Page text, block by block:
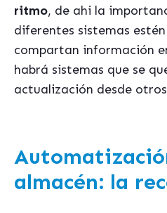
ritmo, de ahi la
diferentes sistemas
compartan información
habrá sistemas que se
actualización desde
almacén: la